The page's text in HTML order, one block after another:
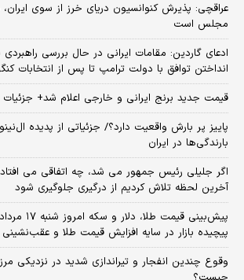
عراقچی: پذیرش کنوانسیون دریای خرز از سوی
مجلس است
ادعای گاردین: مقامات ایرانی در حال بررسی
انداختن توافق با دولت ترامپ تا پس از انتخابات
قیمت جدید برنج ایرانی و خارجی اعلام شد+ جزئیات
پاییز پر بارش واقعیت دارد؟/ جزئیاتی از پدیده
بارندگی‌ها در ایران
اگر جلیلی رئیس جمهور می شد، چه اتفاقی می
آخرین لحظه تلاش کردیم از درگیری جلوگیری شود
پیچیده بازار در سایه افزایش قیمت طلا و عقب‌نشینی
وقوع چندین انفجار و تیراندازی شدید در نزدیکی